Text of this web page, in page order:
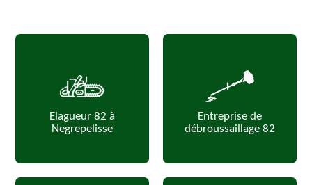
Elagueur 82 à
Negrepelisse
Entreprise de
débroussaillage 82